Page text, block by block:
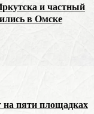
и частный
в Омске
на пяти площадках